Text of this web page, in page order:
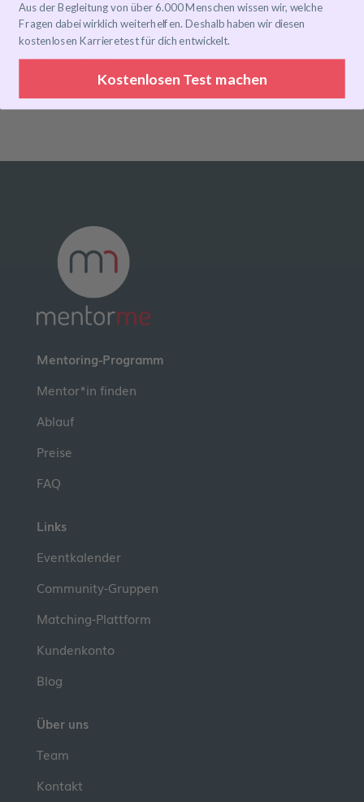
Inside Mentoring
Unkategorisiert
Mentoring-Programm
Mentor*in finden
Ablauf
Preise
FAQ
Links
Eventkalender
Community-Gruppen
Matching-Plattform
Kundenkonto
Blog
Über uns
Team
Kontakt
Aus der Begleitung von über 6.000 Menschen wissen wir, welche
Fragen dabei wirklich weiterhelfen. Deshalb haben wir diesen
kostenlosen Karrieretest für dich entwickelt.
Kostenlosen Test machen